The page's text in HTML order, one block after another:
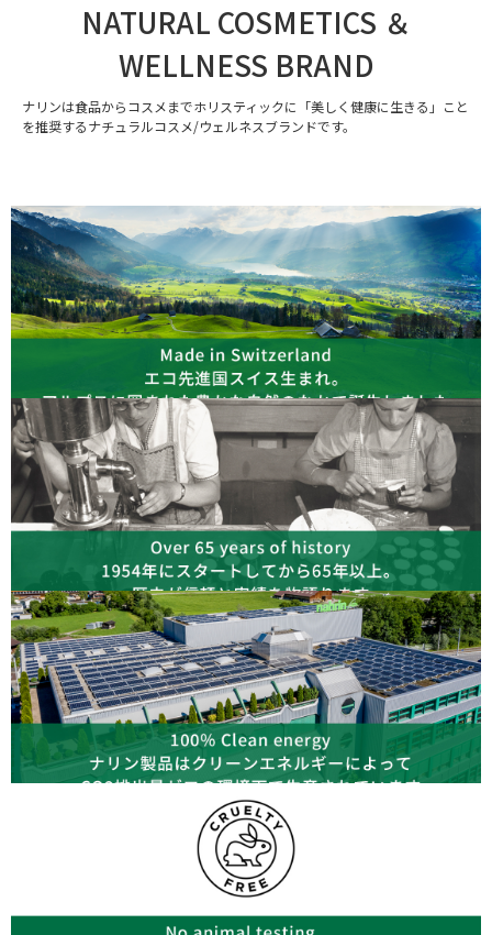
NATURAL COSMETICS ＆
WELLNESS BRAND
ナリンは食品からコスメまでホリスティックに「美しく健康に生きる」こと
を推奨するナチュラルコスメ/ウェルネスブランドです。